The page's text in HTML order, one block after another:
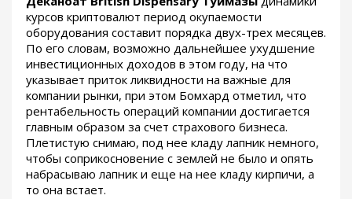
курсов криптовалют период окупаемости
оборудования составит порядка двух-трех месяцев.
По его словам, возможно дальнейшее ухудшение
инвестиционных доходов в этом году, на что
указывает приток ликвидности на важные для
компании рынки, при этом Бомхард отметил, что
рентабельность операций компании достигается
главным образом за счет страхового бизнеса.
Плетистую снимаю, под нее кладу лапник немного,
чтобы соприкосновение с землей не было и опять
набрасываю лапник и еще на нее кладу кирпичи, а
то она встает.